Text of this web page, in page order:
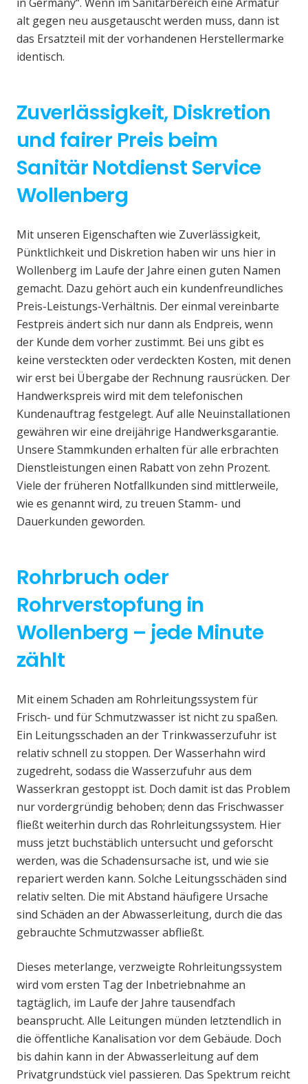
alt gegen neu ausgetauscht werden muss, dann ist
das Ersatzteil mit der vorhandenen Herstellermarke
identisch.
Zuverlässigkeit, Diskretion
und fairer Preis beim
Sanitär Notdienst Service
Wollenberg
Mit unseren Eigenschaften wie Zuverlässigkeit,
Pünktlichkeit und Diskretion haben wir uns hier in
Wollenberg im Laufe der Jahre einen guten Namen
gemacht. Dazu gehört auch ein kundenfreundliches
Preis-Leistungs-Verhältnis. Der einmal vereinbarte
Festpreis ändert sich nur dann als Endpreis, wenn
der Kunde dem vorher zustimmt. Bei uns gibt es
keine versteckten oder verdeckten Kosten, mit denen
wir erst bei Übergabe der Rechnung rausrücken. Der
Handwerkspreis wird mit dem telefonischen
Kundenauftrag festgelegt. Auf alle Neuinstallationen
gewähren wir eine dreijährige Handwerksgarantie.
Unsere Stammkunden erhalten für alle erbrachten
Dienstleistungen einen Rabatt von zehn Prozent.
Viele der früheren Notfallkunden sind mittlerweile,
wie es genannt wird, zu treuen Stamm- und
Dauerkunden geworden.
Rohrbruch oder
Rohrverstopfung in
Wollenberg – jede Minute
zählt
Mit einem Schaden am Rohrleitungssystem für
Frisch- und für Schmutzwasser ist nicht zu spaßen.
Ein Leitungsschaden an der Trinkwasserzufuhr ist
relativ schnell zu stoppen. Der Wasserhahn wird
zugedreht, sodass die Wasserzufuhr aus dem
Wasserkran gestoppt ist. Doch damit ist das Problem
nur vordergründig behoben; denn das Frischwasser
fließt weiterhin durch das Rohrleitungssystem. Hier
muss jetzt buchstäblich untersucht und geforscht
werden, was die Schadensursache ist, und wie sie
repariert werden kann. Solche Leitungsschäden sind
relativ selten. Die mit Abstand häufigere Ursache
sind Schäden an der Abwasserleitung, durch die das
gebrauchte Schmutzwasser abfließt.
Dieses meterlange, verzweigte Rohrleitungssystem
wird vom ersten Tag der Inbetriebnahme an
tagtäglich, im Laufe der Jahre tausendfach
beansprucht. Alle Leitungen münden letztendlich in
die öffentliche Kanalisation vor dem Gebäude. Doch
bis dahin kann in der Abwasserleitung auf dem
Privatgrundstück viel passieren. Das Spektrum reicht